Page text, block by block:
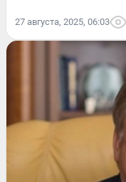
27 августа, 2025, 06:03